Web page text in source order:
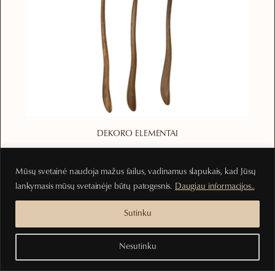
Mūsų svetainė naudoja mažus failus, vadinamus slapukais, kad Jūsų
lankymasis mūsų svetainėje būtų patogesnis. Daugiau informacijos..
Nesutinku
Sutinku
DEKORO ELEMENTAI
3.00€